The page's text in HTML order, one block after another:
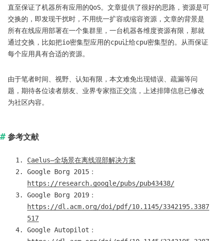
直至保证了机器所有应用的QoS。文章提供了很好的思路，资源是可
交换的，即发现干扰时，不用统一扩容或缩容资源，文章的背景是
所有在线应用部署在一个集群里，一台机器各维度资源有限，那就
通过交换，比如把io密集型应用的cpu让给cpu密集型的。从而保证
每个应用具有合适的资源。
由于笔者时间、视野、认知有限，本文难免出现错误、疏漏等问
题，期待各位读者朋友、业界专家指正交流，上述排障信息已修改
为社区内容。
参考文献
Caelus—全场景在离线混部解决方案
Google Borg 2015：
https://research.google/pubs/pub43438/
Google Borg 2019：
https://dl.acm.org/doi/pdf/10.1145/3342195.3387
517
Google Autopilot：